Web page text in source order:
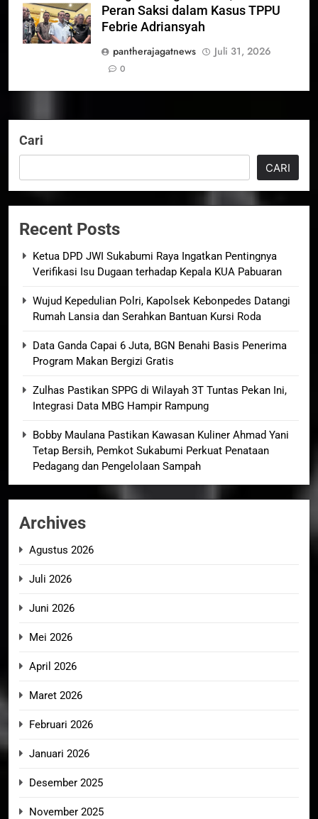
Peran Saksi dalam Kasus TPPU
Febrie Adriansyah
pantherajagatnews
Juli 31, 2026
0
Cari
CARI
Recent Posts
Ketua DPD JWI Sukabumi Raya Ingatkan Pentingnya
Verifikasi Isu Dugaan terhadap Kepala KUA Pabuaran
Wujud Kepedulian Polri, Kapolsek Kebonpedes Datangi
Rumah Lansia dan Serahkan Bantuan Kursi Roda
Data Ganda Capai 6 Juta, BGN Benahi Basis Penerima
Program Makan Bergizi Gratis
Zulhas Pastikan SPPG di Wilayah 3T Tuntas Pekan Ini,
Integrasi Data MBG Hampir Rampung
Bobby Maulana Pastikan Kawasan Kuliner Ahmad Yani
Tetap Bersih, Pemkot Sukabumi Perkuat Penataan
Pedagang dan Pengelolaan Sampah
Archives
Agustus 2026
Juli 2026
Juni 2026
Mei 2026
April 2026
Maret 2026
Februari 2026
Januari 2026
Desember 2025
November 2025